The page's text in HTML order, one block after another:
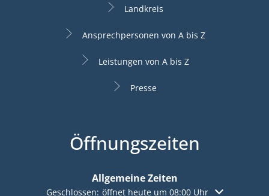
Landkreis
Ansprechpersonen von A bis Z
Leistungen von A bis Z
Presse
Öffnungszeiten
Allgemeine Zeiten
Klicken, um weitere Öffnungs- oder Schließzeiten
Geschlossen: öffnet heute um 08:00 Uhr